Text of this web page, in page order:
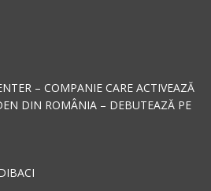
– COMPANIE CARE ACTIVEAZĂ
DIN ROMÂNIA – DEBUTEAZĂ PE